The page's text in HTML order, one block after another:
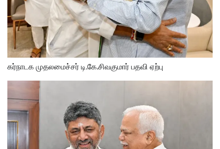
கர்நாடக முதலமைச்சர் டி.கே.சிவகுமார் பதவி ஏற்பு